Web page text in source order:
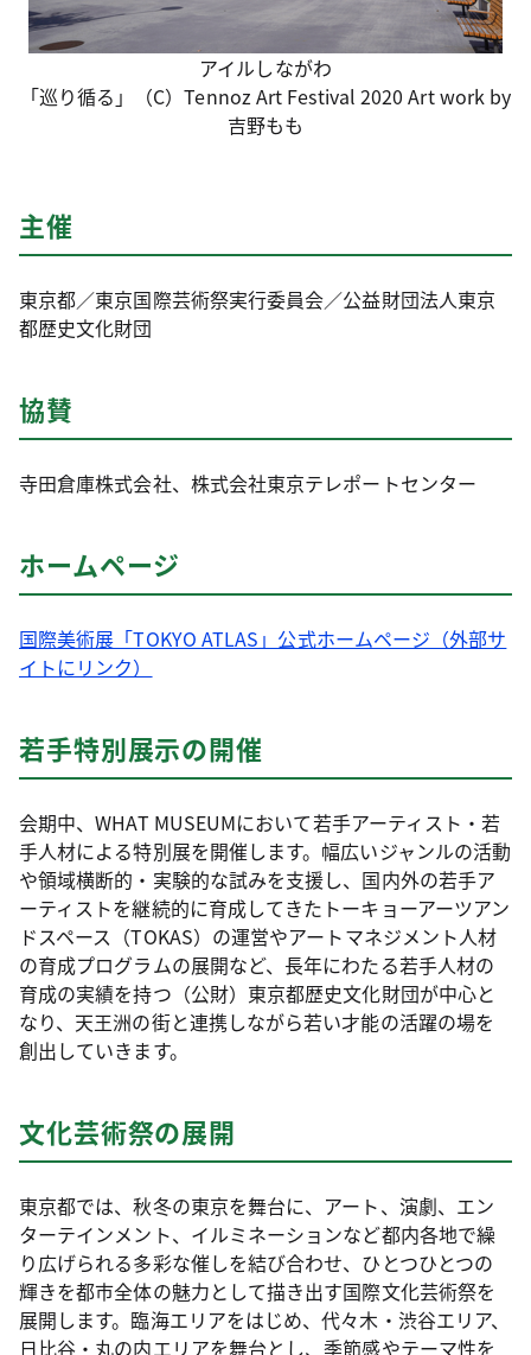
アイルしながわ
「巡り循る」（C）Tennoz Art Festival 2020 Art work by
吉野もも
主催
東京都／東京国際芸術祭実行委員会／公益財団法人東京
都歴史文化財団
協賛
寺田倉庫株式会社、株式会社東京テレポートセンター
ホームページ
国際美術展「TOKYO ATLAS」公式ホームページ（外部サ
イトにリンク）
若手特別展示の開催
会期中、WHAT MUSEUMにおいて若手アーティスト・若
手人材による特別展を開催します。幅広いジャンルの活動
や領域横断的・実験的な試みを支援し、国内外の若手ア
ーティストを継続的に育成してきたトーキョーアーツアン
ドスペース（TOKAS）の運営やアートマネジメント人材
の育成プログラムの展開など、長年にわたる若手人材の
育成の実績を持つ（公財）東京都歴史文化財団が中心と
なり、天王洲の街と連携しながら若い才能の活躍の場を
創出していきます。
文化芸術祭の展開
東京都では、秋冬の東京を舞台に、アート、演劇、エン
ターテインメント、イルミネーションなど都内各地で繰
り広げられる多彩な催しを結び合わせ、ひとつひとつの
輝きを都市全体の魅力として描き出す国際文化芸術祭を
展開します。臨海エリアをはじめ、代々木・渋谷エリア、
日比谷・丸の内エリアを舞台とし、季節感やテーマ性を